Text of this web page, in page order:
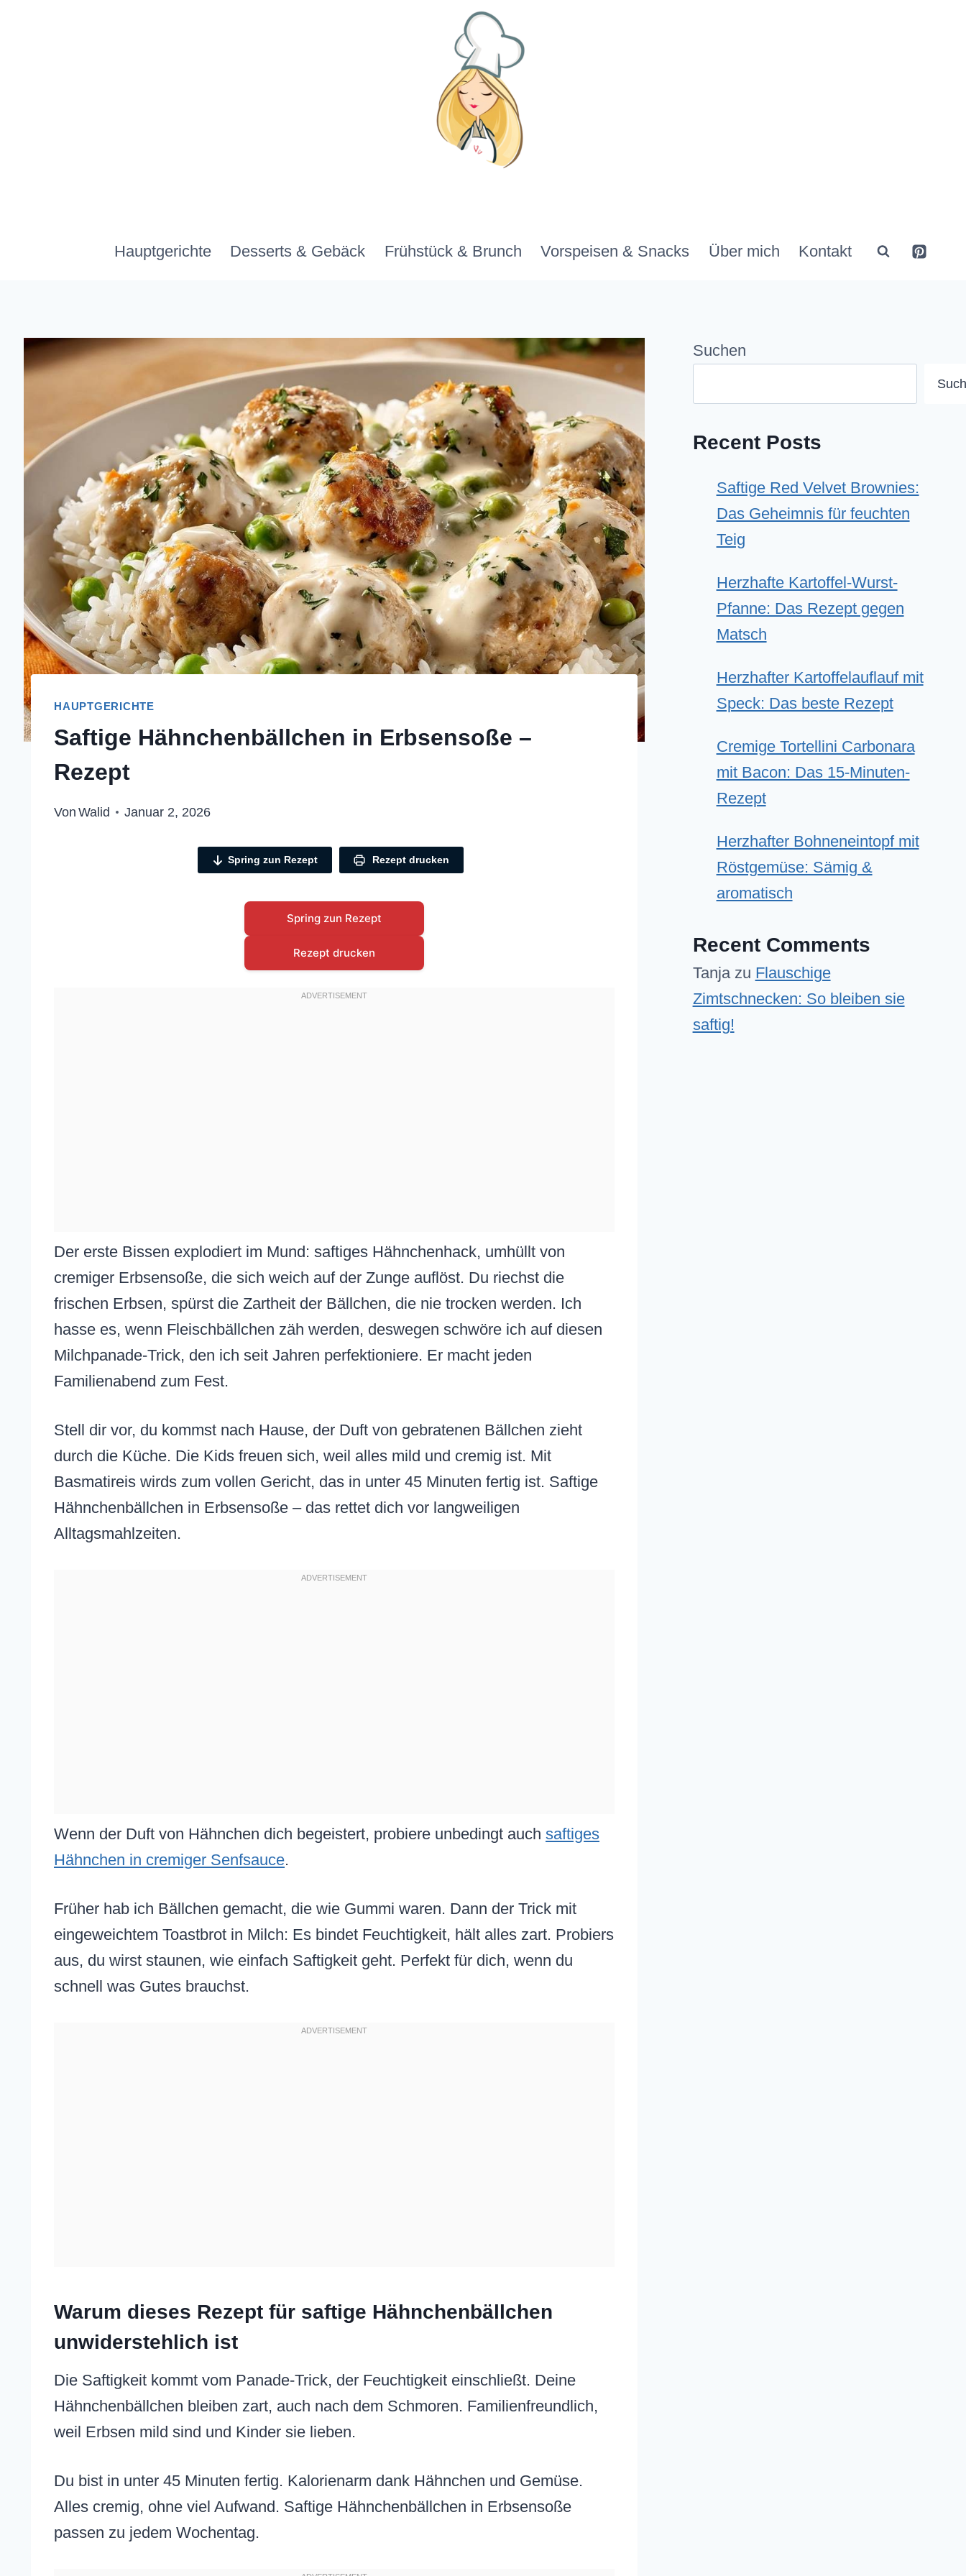
Hauptgerichte Desserts & Gebäck Frühstück & Brunch Vorspeisen & Snacks Über mich Kontakt
HAUPTGERICHTE
Saftige Hähnchenbällchen in Erbsensoße –
Rezept
Von Walid Januar 2, 2026
Spring zun Rezept Rezept drucken
Spring zun Rezept
Rezept drucken
Der erste Bissen explodiert im Mund: saftiges Hähnchenhack, umhüllt von
cremiger Erbsensoße, die sich weich auf der Zunge auflöst. Du riechst die
frischen Erbsen, spürst die Zartheit der Bällchen, die nie trocken werden. Ich
hasse es, wenn Fleischbällchen zäh werden, deswegen schwöre ich auf diesen
Milchpanade-Trick, den ich seit Jahren perfektioniere. Er macht jeden
Familienabend zum Fest.
Stell dir vor, du kommst nach Hause, der Duft von gebratenen Bällchen zieht
durch die Küche. Die Kids freuen sich, weil alles mild und cremig ist. Mit
Basmatireis wirds zum vollen Gericht, das in unter 45 Minuten fertig ist. Saftige
Hähnchenbällchen in Erbsensoße – das rettet dich vor langweiligen
Alltagsmahlzeiten.
Wenn der Duft von Hähnchen dich begeistert, probiere unbedingt auch saftiges
Hähnchen in cremiger Senfsauce.
Früher hab ich Bällchen gemacht, die wie Gummi waren. Dann der Trick mit
eingeweichtem Toastbrot in Milch: Es bindet Feuchtigkeit, hält alles zart. Probiers
aus, du wirst staunen, wie einfach Saftigkeit geht. Perfekt für dich, wenn du
schnell was Gutes brauchst.
Warum dieses Rezept für saftige Hähnchenbällchen
unwiderstehlich ist
Die Saftigkeit kommt vom Panade-Trick, der Feuchtigkeit einschließt. Deine
Hähnchenbällchen bleiben zart, auch nach dem Schmoren. Familienfreundlich,
weil Erbsen mild sind und Kinder sie lieben.
Du bist in unter 45 Minuten fertig. Kalorienarm dank Hähnchen und Gemüse.
Alles cremig, ohne viel Aufwand. Saftige Hähnchenbällchen in Erbsensoße
passen zu jedem Wochentag.
Suchen
Recent Posts
Saftige Red Velvet Brownies:
Das Geheimnis für feuchten
Teig
Herzhafte Kartoffel-Wurst-
Pfanne: Das Rezept gegen
Matsch
Herzhafter Kartoffelauflauf mit
Speck: Das beste Rezept
Cremige Tortellini Carbonara
mit Bacon: Das 15-Minuten-
Rezept
Herzhafter Bohneneintopf mit
Röstgemüse: Sämig &
aromatisch
Recent Comments
Tanjazu Flauschige
Zimtschnecken: So bleiben sie
saftig!